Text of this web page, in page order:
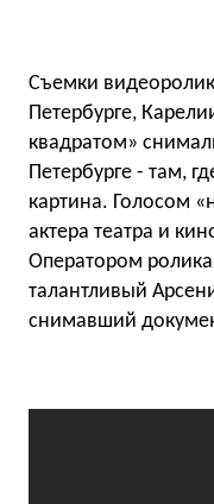
Съемки
Петербурге,
квадратом»
Петербурге - там,
картина. Голосом
актера театра и
Оператором
талантливый
снимавший